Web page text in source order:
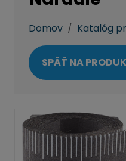
Domov Katalóg
SPÄŤ NA